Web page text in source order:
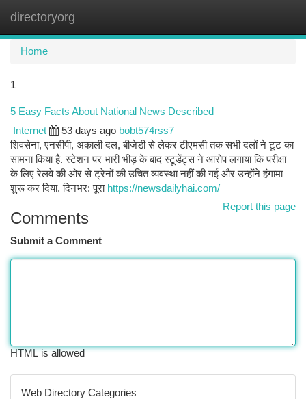
directoryorg
Home
1
5 Easy Facts About National News Described
Internet 53 days ago bobt574rss7
शिवसेना, एनसीपी, अकाली दल, बीजेडी से लेकर टीएमसी तक सभी दलों ने टूट का
सामना किया है. स्टेशन पर भारी भीड़ के बाद स्टूडेंट्स ने आरोप लगाया कि परीक्षा
के लिए रेलवे की ओर से ट्रेनों की उचित व्यवस्था नहीं की गई और उन्होंने हंगामा
शुरू कर दिया. दिनभर: पूरा https://newsdailyhai.com/
Report this page
Comments
Submit a Comment
HTML is allowed
Web Directory Categories